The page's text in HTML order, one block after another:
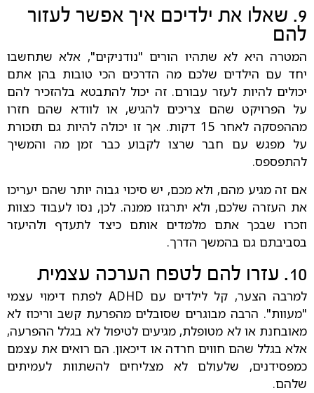
9. שאלו את ילדיכם איך אפשר לעזור
להם
המטרה היא לא שתהיו הורים "נודניקים", אלא שתחשבו
יחד עם הילדים שלכם מה הדרכים הכי טובות בהן אתם
יכולים להיות לעזר עבורם. זה יכול להתבטא בלהזכיר להם
על הפרויקט שהם צריכים להגיש, או לוודא שהם חזרו
מההפסקה לאחר 15 דקות. אך זו יכולה להיות גם תזכורת
על מפגש עם חבר שרצו לקבוע כבר זמן מה והמשיך
להתפספס.
אם זה מגיע מהם, ולא מכם, יש סיכוי גבוה יותר שהם יעריכו
את העזרה שלכם, ולא יתרגזו ממנה. לכן, נסו לעבוד כצוות
וזכרו שבכך אתם מלמדים אותם כיצד לתעדף ולהיעזר
בסביבתם גם בהמשך הדרך.
10. עזרו להם לטפח הערכה עצמית
למרבה הצער, קל לילדים עם ADHD לפתח דימוי עצמי
"מעוות". הרבה מבוגרים שסובלים מהפרעת קשב וריכוז לא
מאובחנת או לא מטופלת, מגיעים לטיפול לא בגלל ההפרעה,
אלא בגלל שהם חווים חרדה או דיכאון. הם רואים את עצמם
כמפסידנים, שלעולם לא מצליחים להשתוות לעמיתים
שלהם.